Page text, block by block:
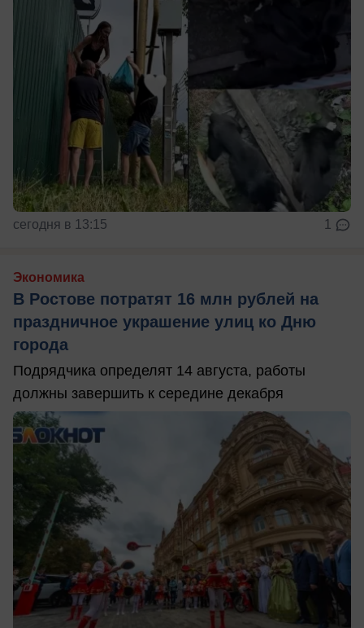
сегодня в 13:15 1
Экономика
В Ростове потратят 16 млн рублей на
праздничное украшение улиц ко Дню
города
Подрядчика определят 14 августа, работы
должны завершить к середине декабря